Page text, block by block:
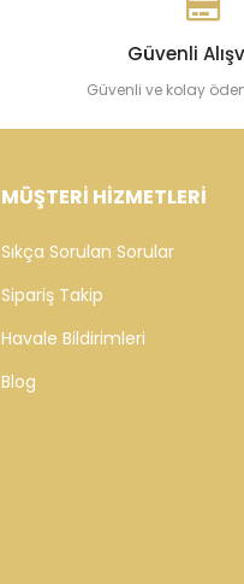
Güvenli
Güvenli ve kolay
MÜŞTERİ HİZMETLERİ
Sıkça Sorulan Sorular
Sipariş Takip
Havale Bildirimleri
Blog